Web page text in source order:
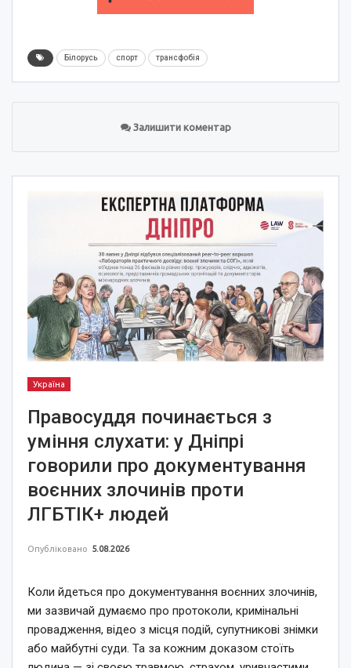
Білорусь спорт трансфобія
Залишити коментар
Україна
Правосуддя починається з
уміння слухати: у Дніпрі
говорили про документування
воєнних злочинів проти
ЛГБТІК+ людей
Опубліковано 5.08.2026
Коли йдеться про документування воєнних злочинів,
ми зазвичай думаємо про протоколи, кримінальні
провадження, відео з місця подій, супутникові знімки
або майбутні суди. Та за кожним доказом стоїть